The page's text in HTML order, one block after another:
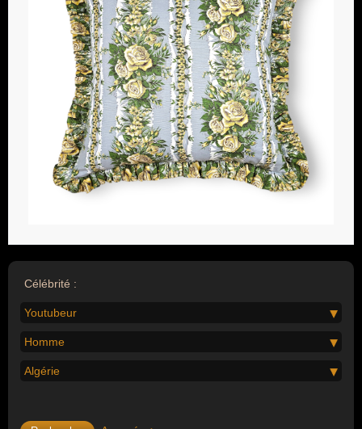
Célébrité :
Youtubeur
Homme
Algérie